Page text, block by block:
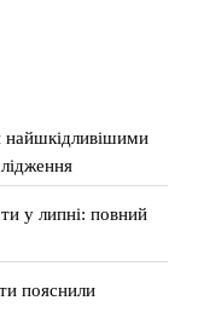
найшкідливішими
у липні: повний
пояснили